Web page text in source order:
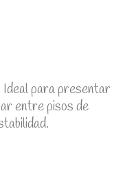
para presentar
entre pisos de